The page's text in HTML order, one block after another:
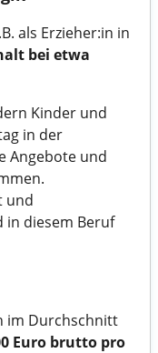
als Erzieher:in in
bei etwa
Kinder und
in der
Angebote und
und
in diesem Beruf
im Durchschnitt
Euro brutto pro